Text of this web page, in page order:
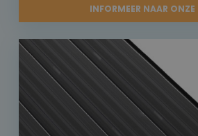
INFORMEER NAAR ONZE